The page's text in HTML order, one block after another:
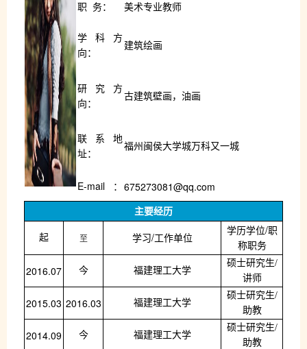
职 务： 美术专业教师
学科方
向：
建筑绘画
研究方
向：
古建筑壁画 ，油画
联系地
址：
福州闽侯大学城万科又一城
E-mail ： 675273081@qq.com
主要经历
起 至 学习/工作单位
学历学位/职
称职务
2016.07 今 福建理工大学
硕士研究生/
讲师
2015.03 2016.03 福建理工大学
硕士研究生/
助教
2014.09 今 福建理工大学
硕士研究生/
助教